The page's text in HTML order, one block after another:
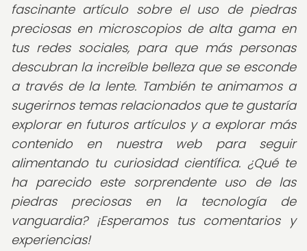
fascinante artículo sobre el uso de piedras
preciosas en microscopios de alta gama en
tus redes sociales, para que más personas
descubran la increíble belleza que se esconde
a través de la lente. También te animamos a
sugerirnos temas relacionados que te gustaría
explorar en futuros artículos y a explorar más
contenido en nuestra web para seguir
alimentando tu curiosidad científica. ¿Qué te
ha parecido este sorprendente uso de las
piedras preciosas en la tecnología de
vanguardia? ¡Esperamos tus comentarios y
experiencias!